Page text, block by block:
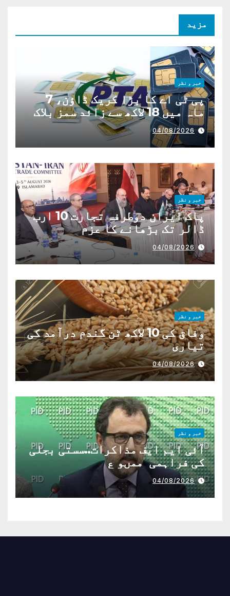
مزید
خبر و نظر
پی ٹی اے کا بڑا کریک ڈاؤن، 7
ماہ میں 18 لاکھ سے زائد سمز بلاک
04/08/2026
خبر و نظر
پاک ایران دوطرفہ تجارت 10 ارب
ڈالر تک بڑھانے کا عزم
04/08/2026
خبر و نظر
وفاق کی 10 لاکھ ٹن گندم درآمد کی
تیاری
04/08/2026
خبر و نظر
آئی ایم ایف مذاکرات..سستی بجلی
کی فراہمی ممںو ع
04/08/2026